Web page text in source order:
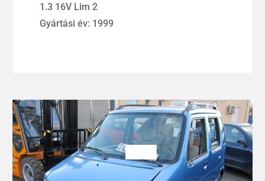
1.3 16V Lim 2
Gyártási év: 1999